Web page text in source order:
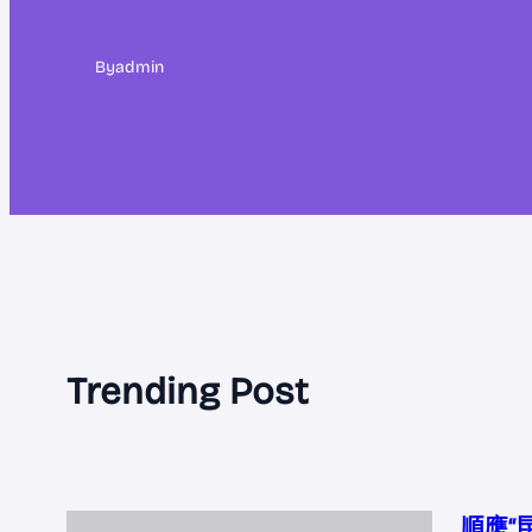
Byadmin
Trending Post